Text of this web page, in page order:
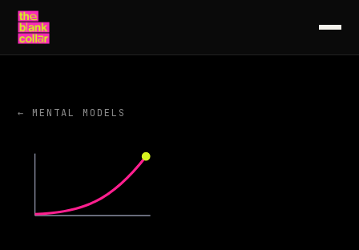
← MENTAL MODELS